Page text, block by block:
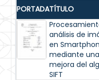
PORTADATÍTULO
análisis de
en
mediante una
mejora del
SIFT